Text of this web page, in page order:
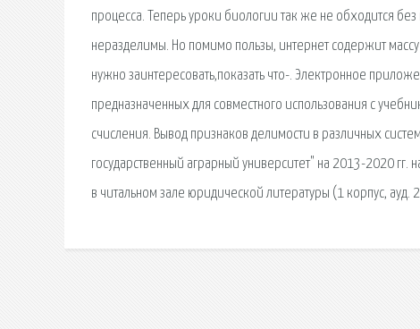
процесса. Теперь уроки биологии так же не обходится
неразделимы. Но помимо пользы, интернет содержит
нужно заинтересовать,показать что-. Электронное
предназначенных для совместного использования с
счисления. Вывод признаков делимости в различных
государственный аграрный университет" на 2013-2020
в читальном зале юридической литературы (1 корпус,